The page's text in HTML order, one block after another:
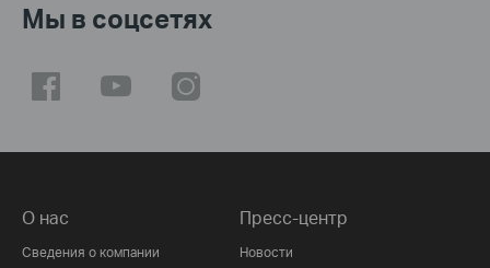
Мы в соцсетях
О нас
Сведения о компании
Пресс-центр
Новости